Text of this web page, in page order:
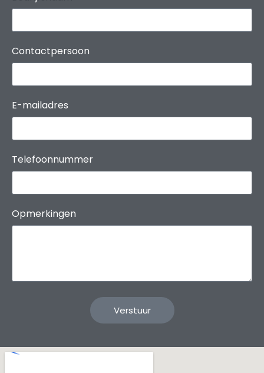
Contactpersoon
E-mailadres
Telefoonnummer
Opmerkingen
Verstuur